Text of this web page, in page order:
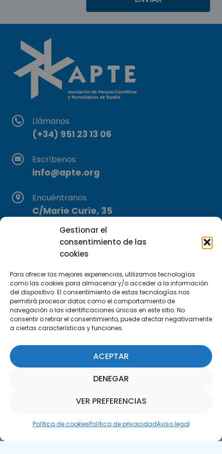
Gestionar el
consentimiento de las
cookies
Para ofrecer las mejores experiencias, utilizamos tecnologías
como las cookies para almacenar y/o acceder a la información
del dispositivo. El consentimiento de estas tecnologías nos
permitirá procesar datos como el comportamiento de
navegación o las identificaciones únicas en este sitio. No
consentir o retirar el consentimiento, puede afectar negativamente
a ciertas características y funciones.
ACEPTAR
DENEGAR
VER PREFERENCIAS
Política de cookiesPolítica de privacidadAviso legal
Llámanos
(+34) 951 23 13 06
Escríbenos
info@apte.org
Encuéntranos
C/Marie Curie, 35
29590 Campanillas, Málaga
Suscríbete a nuestra Newsletter
SUSCRÍBETE AQUÍ